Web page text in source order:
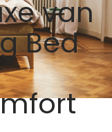
van
Bed